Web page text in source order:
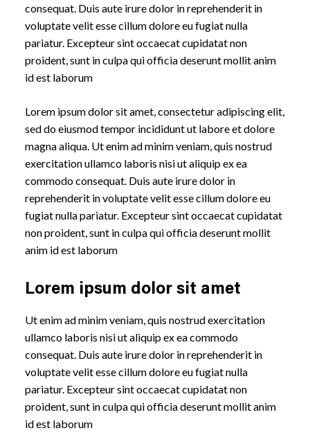
consequat. Duis aute irure dolor in reprehenderit in
voluptate velit esse cillum dolore eu fugiat nulla
pariatur. Excepteur sint occaecat cupidatat non
proident, sunt in culpa qui officia deserunt mollit anim
id est laborum
Lorem ipsum dolor sit amet, consectetur adipiscing elit,
sed do eiusmod tempor incididunt ut labore et dolore
magna aliqua. Ut enim ad minim veniam, quis nostrud
exercitation ullamco laboris nisi ut aliquip ex ea
commodo consequat. Duis aute irure dolor in
reprehenderit in voluptate velit esse cillum dolore eu
fugiat nulla pariatur. Excepteur sint occaecat cupidatat
non proident, sunt in culpa qui officia deserunt mollit
anim id est laborum
Lorem ipsum dolor sit amet
Ut enim ad minim veniam, quis nostrud exercitation
ullamco laboris nisi ut aliquip ex ea commodo
consequat. Duis aute irure dolor in reprehenderit in
voluptate velit esse cillum dolore eu fugiat nulla
pariatur. Excepteur sint occaecat cupidatat non
proident, sunt in culpa qui officia deserunt mollit anim
id est laborum